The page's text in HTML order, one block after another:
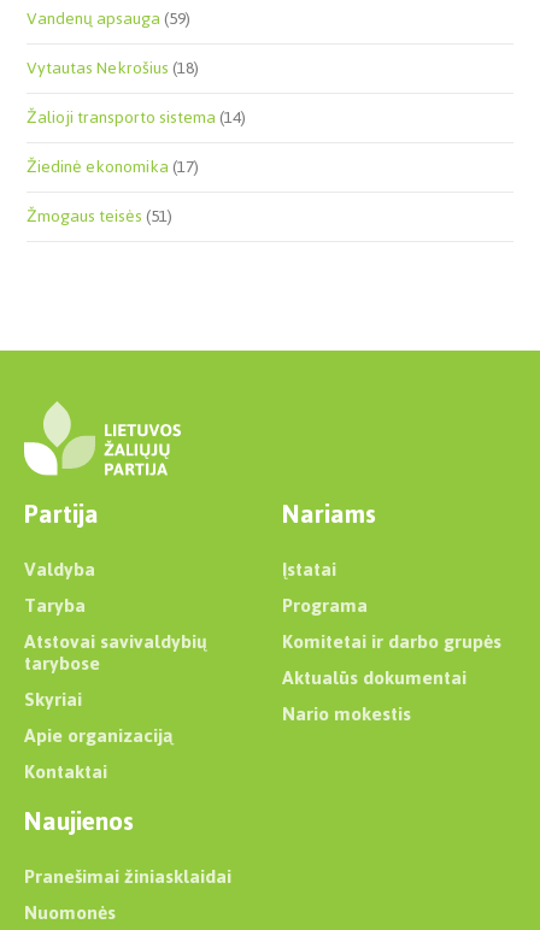
Vandenų apsauga(59)
Vytautas Nekrošius(18)
Žalioji transporto sistema(14)
Žiedinė ekonomika(17)
Žmogaus teisės(51)
Partija
Valdyba
Taryba
Atstovai savivaldybių
tarybose
Skyriai
Apie organizaciją
Kontaktai
Nariams
Įstatai
Programa
Komitetai ir darbo grupės
Aktualūs dokumentai
Nario mokestis
Naujienos
Pranešimai žiniasklaidai
Nuomonės